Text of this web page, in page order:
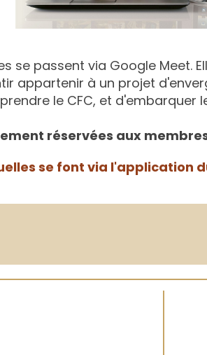
se passent via Google Meet.
appartenir à un projet
le CFC, et d'embarquer
réservées aux
se font via l'application